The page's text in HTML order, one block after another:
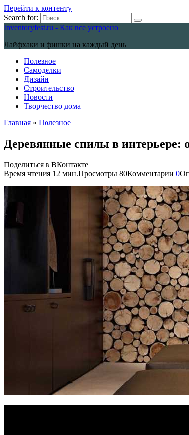
Перейти к контенту
Search for:
Inventoryfest.ru - Как все устроено
Лайфхаки и фишки на каждый день
Полезное
Самоделки
Дизайн
Строительство
Новости
Творчество дома
Главная » Полезное
Деревянные спилы в интерьере:
Поделиться в ВКонтакте
Время чтения 12 мин.Просмотры 80Комментарии 0